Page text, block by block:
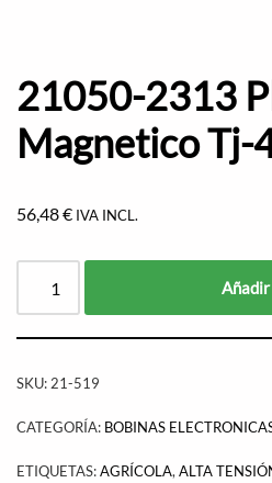
21050-2313
Magnetico Tj-
56,48€ IVA INCL.
SKU: 21-519
CATEGORÍA: BOBINAS
ETIQUETAS:AGRÍCOLA, ALTA